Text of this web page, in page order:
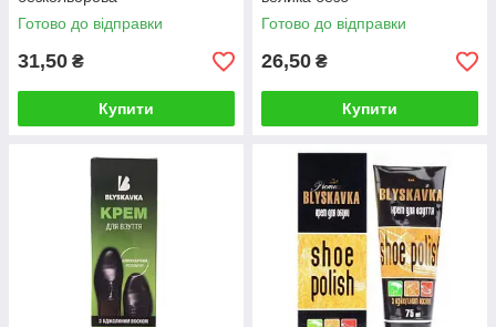
Готово до відправки
31,50 ₴
Купити
Готово до відправки
26,50 ₴
Купити